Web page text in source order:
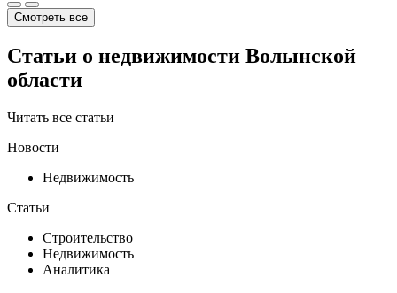
Смотреть все
Статьи о недвижимости Волынской
области
Читать все статьи
Новости
Недвижимость
Статьи
Строительство
Недвижимость
Аналитика